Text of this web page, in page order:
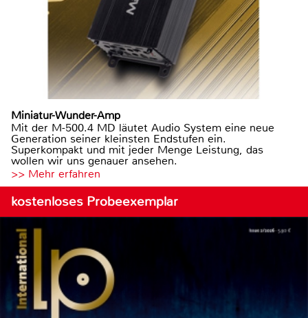
Miniatur-Wunder-Amp
Mit der M-500.4 MD läutet Audio System eine neue
Generation seiner kleinsten Endstufen ein.
Superkompakt und mit jeder Menge Leistung, das
wollen wir uns genauer ansehen.
>> Mehr erfahren
kostenloses Probeexemplar